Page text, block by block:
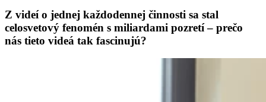
Z videí o jednej každodennej činnosti sa stal
celosvetový fenomén s miliardami pozretí – prečo
nás tieto videá tak fascinujú?